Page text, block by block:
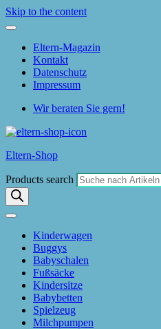
Skip to the content
Eltern-Magazin
Kontakt
Datenschutz
Impressum
Wir beraten Sie gern!
Eltern-Shop
Products search
Kinderwagen
Buggys
Babyschalen
Fußsäcke
Kindersitze
Babybetten
Spielzeug
Milchpumpen